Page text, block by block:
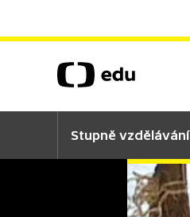
Stupně vzdělávání